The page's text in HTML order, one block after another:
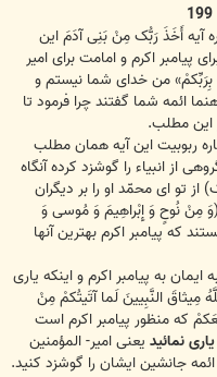
أَخَذَ رَبُّک مِنْ بَنِی آدَمَ این
پیامبر اکرم و امامت برای امیر
بِرَبِّکمْ» من خداى شما نیستم و
ائمه شما گفتند چرا فرمود تا
این مطلب.
ربوبیت این آیه همان مطلب
از انبیاء را گوشزد کرده آنگاه
تو اى محمّد او را بر دیگران
مِنْ نُوحٍ وَ إِبْراهِیمَ وَ مُوسى‏ وَ
که پیامبر اکرم بهترین آنها
به پیامبر اکرم و اینکه یاری
مِیثاقَ النَّبِیینَ لَما آتَیتُکمْ مِنْ
که منظور پیامبر اکرم است
نمائید یعنی امیر- المؤمنین
جانشین ایشان را گوشزد کنید.